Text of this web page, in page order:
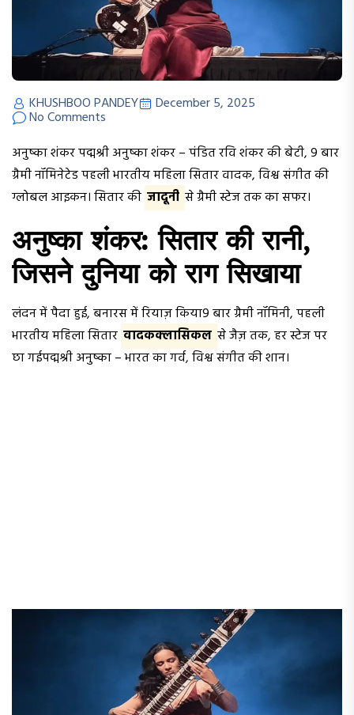
KHUSHBOO PANDEY December 5, 2025
No Comments
अनुष्का शंकर पद्मश्री अनुष्का शंकर – पंडित रवि शंकर की बेटी, 9 बार
ग्रैमी नॉमिनेटेड पहली भारतीय महिला सितार वादक, विश्व संगीत की
ग्लोबल आइकन। सितार की जादूनी से ग्रैमी स्टेज तक का सफर।
अनुष्का शंकर: सितार की रानी,
जिसने दुनिया को राग सिखाया
लंदन में पैदा हुई, बनारस में रियाज़ किया9 बार ग्रैमी नॉमिनी, पहली
भारतीय महिला सितार वादकक्लासिकल से जैज़ तक, हर स्टेज पर
छा गईपद्मश्री अनुष्का – भारत का गर्व, विश्व संगीत की शान।